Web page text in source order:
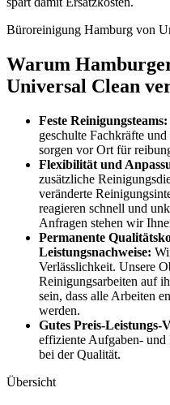
Büroreinigung Hamburg von
Warum
Universal Clean
Feste Reinigungsteams:
geschulte Fachkräfte
sorgen vor Ort für
Flexibilität und
zusätzliche
veränderte
reagieren schnell und
Anfragen stehen wir
Permanente
Leistungsnachweise:
Verlässlichkeit. Unsere
Reinigungsarbeiten auf
sein, dass alle Arbeiten
werden.
Gutes Preis-Leistungs-
effiziente Aufgaben- und
bei der Qualität.
Übersicht